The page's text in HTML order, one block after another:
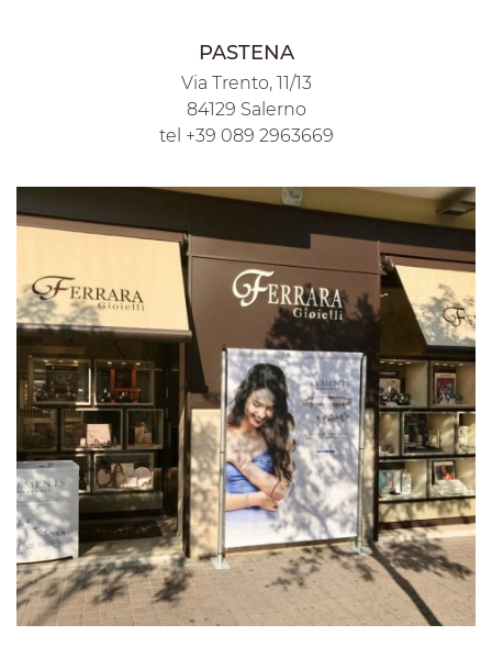
PASTENA
Via Trento, 11/13
84129 Salerno
tel +39 089 2963669